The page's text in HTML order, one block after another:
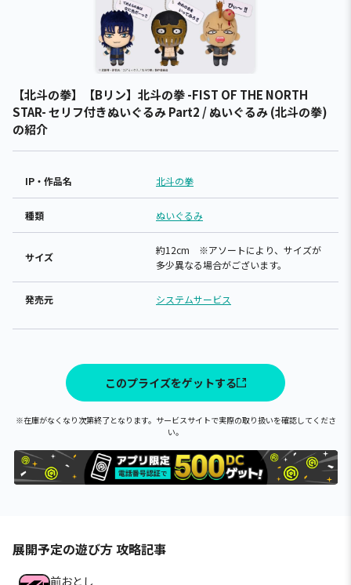
【北斗の拳】【Bリン】北斗の拳 -FIST OF THE NORTH
STAR- セリフ付きぬいぐるみ Part2 / ぬいぐるみ (北斗の拳)
の紹介
IP・作品名 北斗の拳
種類 ぬいぐるみ
サイズ
約12cm ※アソートにより、サイズが
多少異なる場合がございます。
発売元 システムサービス
このプライズをゲットする
※在庫がなくなり次第終了となります。サービスサイトで実際の取り扱いを確認してくださ
い。
展開予定の遊び方 攻略記事
前おとし